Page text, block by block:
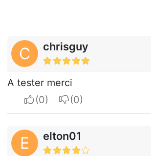
C chrisguy
A tester merci
I apreciateI do not appreciate
E elton01